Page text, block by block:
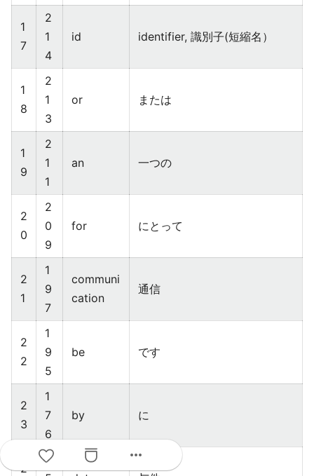
1
7
2
1
4
id identifier, 識別子(短縮名）
1
8
2
1
3
or または
1
9
2
1
1
an 一つの
2
0
2
0
9
for にとって
2
1
1
9
7
communi
cation
通信
2
2
1
9
5
be です
2
3
1
7
6
by に
2
1
more_horiz